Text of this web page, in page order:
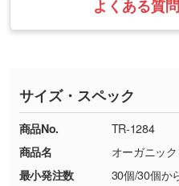
・1色印刷でグラデー
い
す。→詳しく見る
・コーポレートカラー
刷色にこだわりがある
DIC・PANTONEなどの
タッフから別の色をご
・ご注文と異なる商品
・印刷不良があった場
※詳しくは「商品の良品
ください。
【返品・交換ができな
・お客様の元で商品を
お急ぎの場合はお電話
TEL：0422-29-9911 営
18:00(土日祝日除く)
お問い合わせフォームは
よくある質
サイズ・スペック
商品No.
TR-1284
商品名
オーガニッ
最小発注数
30個/30個か